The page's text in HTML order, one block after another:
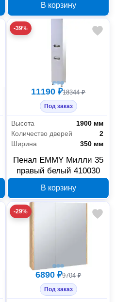
В корзину
-39%
11190 ₽18344 ₽
Под заказ
Высота
1900 мм
Количество дверей
2
Ширина
350 мм
Пенал EMMY Милли 35
правый белый 410030
В корзину
-29%
6890 ₽9704 ₽
Под заказ